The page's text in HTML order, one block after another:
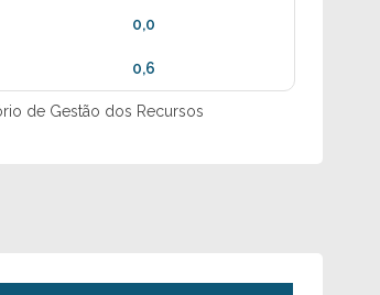
0,0
0,6
de Gestão dos Recursos